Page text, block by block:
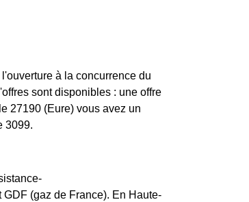
à la concurrence du
sont disponibles : une offre
27190 (Eure) vous avez un
3099.
(gaz de France). En Haute-